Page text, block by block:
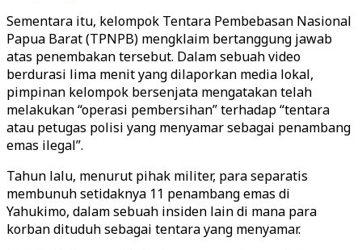
Sementara itu, kelompok Tentara Pembebasan Nasional
Papua Barat (TPNPB) mengklaim bertanggung jawab
atas penembakan tersebut. Dalam sebuah video
berdurasi lima menit yang dilaporkan media lokal,
pimpinan kelompok bersenjata mengatakan telah
melakukan “operasi pembersihan” terhadap “tentara
atau petugas polisi yang menyamar sebagai penambang
emas ilegal”.
Tahun lalu, menurut pihak militer, para separatis
membunuh setidaknya 11 penambang emas di
Yahukimo, dalam sebuah insiden lain di mana para
korban dituduh sebagai tentara yang menyamar.